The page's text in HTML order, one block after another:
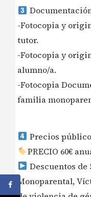
-Fotocopia y
tutor.
-Fotocopia y
alumno/a.
-Fotocopia
familia
Precios
PRECIO 60€
Descuentos de
Monoparental,